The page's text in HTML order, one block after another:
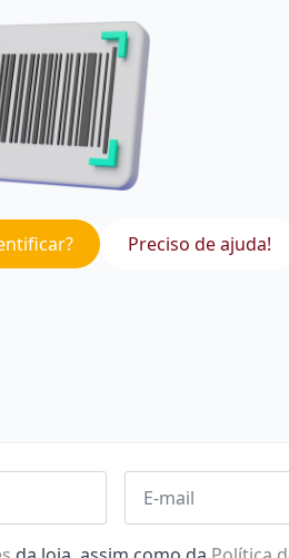
Preciso de ajuda!
Email